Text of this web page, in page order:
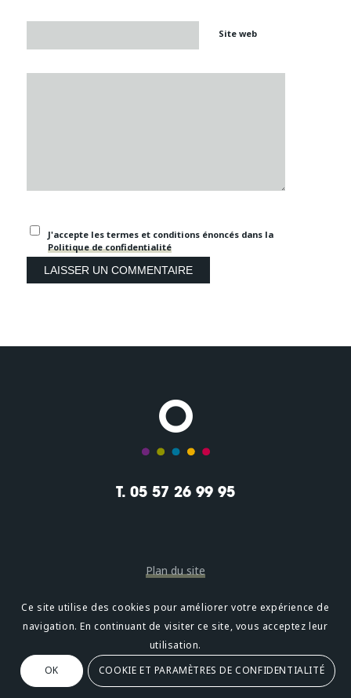
Site web
J'accepte les termes et conditions énoncés dans la
Politique de confidentialité
T. 05 57 26 99 95
Plan du site
Mentions légales
Confidentialité
Oméni2, avenue Léonard de Vinci 33600 PESSAC
Ce site utilise des cookies pour améliorer votre expérience de
navigation. En continuant de visiter ce site, vous acceptez leur
utilisation.
OK
COOKIE ET PARAMÈTRES DE CONFIDENTIALITÉ